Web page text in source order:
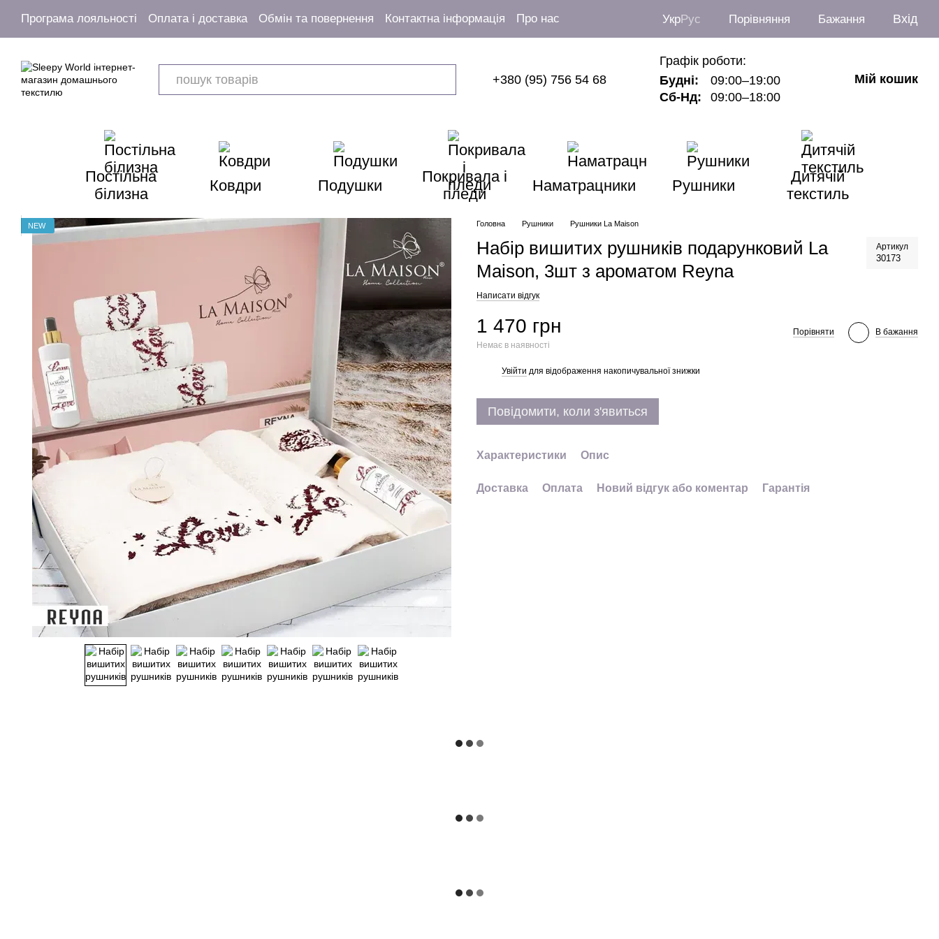
Програма лояльності Оплата і доставка Обмін та повернення Контактна інформація
Про нас
Угода користувача
УкрРус Порівняння Бажання Вхід
+380 (95) 756 54 68
Графік роботи:
Будні:
09:00–19:00
Сб-Нд:
09:00–18:00
Мій кошик
Постільна
білизна
Ковдри Подушки
Покривала і
пледи
Наматрацники Рушники
Дитячій
текстиль
NEW Головна Рушники Рушники La Maison
Набір вишитих рушників подарунковий La
Maison, 3шт з ароматом Reyna
Артикул
30173
Написати відгук
1 470 грн
Немає в наявності
Порівняти В бажання
Увійти для відображення накопичувальної знижки
Повідомити, коли з'явиться
Характеристики Опис
Доставка Оплата Новий відгук або коментар Гарантія